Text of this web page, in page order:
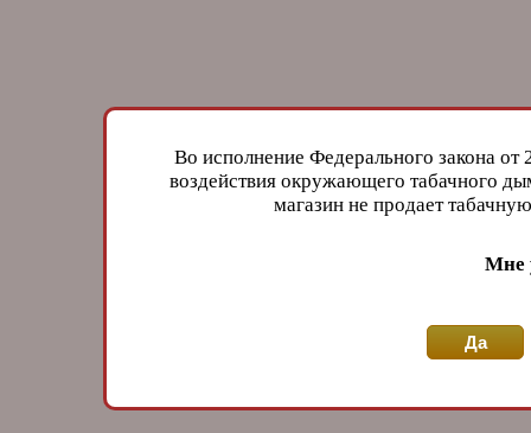
Во исполнение Федерального закона
воздействия окружающего табачного
магазин не продает
Мне
Да